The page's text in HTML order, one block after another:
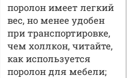
поролон имеет легкий
вес, но менее удобен
при транспортировке,
чем холлкон, читайте,
как используется
поролон для мебели;